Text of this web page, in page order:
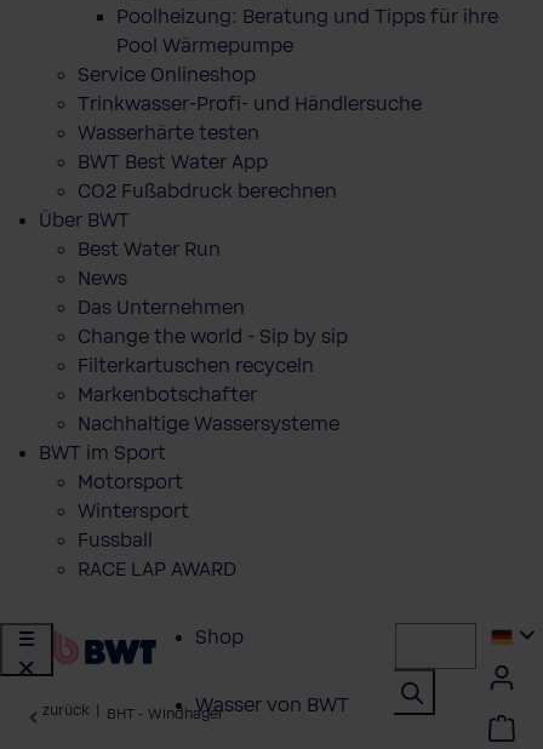
Poolheizung: Beratung und Tipps für ihre
Pool Wärmepumpe
Service Onlineshop
Trinkwasser-Profi- und Händlersuche
Wasserhärte testen
BWT Best Water App
CO2 Fußabdruck berechnen
Über BWT
Best Water Run
News
Das Unternehmen
Change the world - Sip by sip
Filterkartuschen recyceln
Markenbotschafter
Nachhaltige Wassersysteme
BWT im Sport
Motorsport
Wintersport
Fussball
RACE LAP AWARD
Shop
Wasser von BWT
zurück BHT - Windhager